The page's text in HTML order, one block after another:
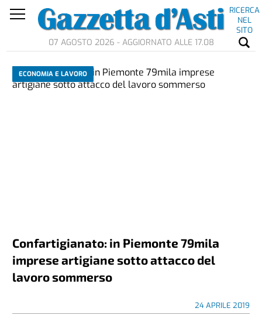
RICERCA
NEL
SITO
07 AGOSTO 2026 - AGGIORNATO ALLE 17.08
ECONOMIA E LAVORO
Confartigianato: in Piemonte 79mila
imprese artigiane sotto attacco del
lavoro sommerso
24 APRILE 2019